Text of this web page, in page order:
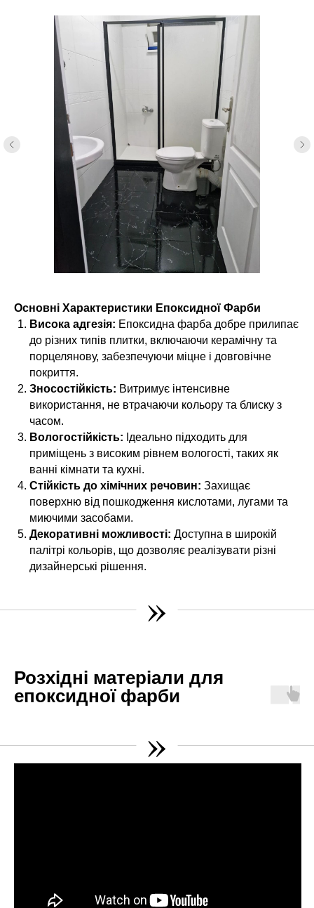
Основні Характеристики Епоксидної Фарби
Висока адгезія: Епоксидна фарба добре прилипає
до різних типів плитки, включаючи керамічну та
порцелянову, забезпечуючи міцне і довговічне
покриття.
Зносостійкість: Витримує інтенсивне
використання, не втрачаючи кольору та блиску з
часом.
Вологостійкість: Ідеально підходить для
приміщень з високим рівнем вологості, таких як
ванні кімнати та кухні.
Стійкість до хімічних речовин: Захищає
поверхню від пошкодження кислотами, лугами та
миючими засобами.
Декоративні можливості: Доступна в широкій
палітрі кольорів, що дозволяє реалізувати різні
дизайнерські рішення.
»
Розхідні матеріали для
епоксидної фарби
»